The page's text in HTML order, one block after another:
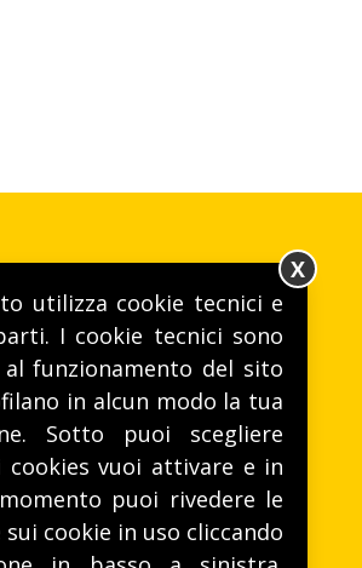
Gusto alla VITA
46221 -life@lifeitalia.com
28, 12040 Sommariva Perno (CN)
utilizza cookie tecnici e
I cookie tecnici sono
al funzionamento del sito
in alcun modo la tua
Sotto puoi scegliere
vuoi attivare e in
puoi rivedere le
cookie in uso cliccando
X